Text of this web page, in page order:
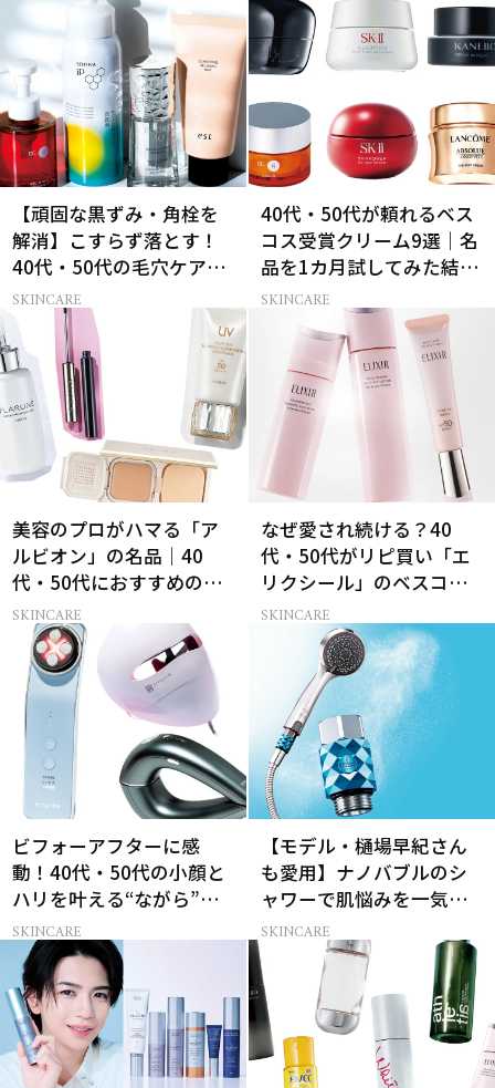
【頑固な黒ずみ・角栓を
解消】こすらず落とす！
40代・50代の毛穴ケア4
選
SKINCARE
40代・50代が頼れるベス
コス受賞クリーム9選｜名
品を1カ月試してみた結果
は？
SKINCARE
美容のプロがハマる「ア
ルビオン」の名品｜40
代・50代におすすめのベ
スコス受賞コスメ
SKINCARE
なぜ愛され続ける？40
代・50代がリピ買い「エ
リクシール」のベスコス
受賞名品3選
SKINCARE
ビフォーアフターに感
動！40代・50代の小顔と
ハリを叶える“ながら”美
顔器3選
SKINCARE
【モデル・樋場早紀さん
も愛用】ナノバブルのシ
ャワーで肌悩みを一気に
解決
SKINCARE